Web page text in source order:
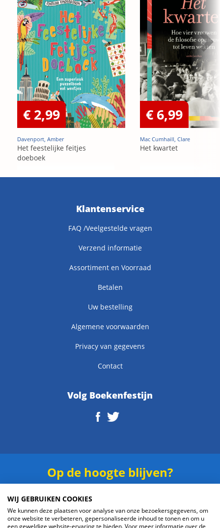
€ 2,99
Davenport, Amber
Het feestelijke feitjes
doeboek
€ 6,99
Mac Cumhaill, Clare
Het kwartet
Klantenservice
FAQ /Veelgestelde vragen
Verzend informatie
Assortiment en Voorraad
Betalen
Uw bestelling
Algemene voorwaarden
Privacy van gegevens
Contact
Volg Boekenfestijn
Op de hoogte blijven?
WIJ GEBRUIKEN COOKIES
We kunnen deze plaatsen voor analyse van onze bezoekersgegevens, om
onze website te verbeteren, gepersonaliseerde inhoud te tonen en om u
een geweldige website-ervaring te bieden. Voor meer informatie over de